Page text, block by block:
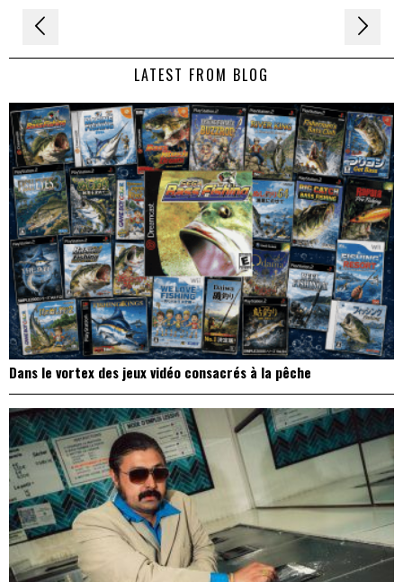
Navigation
de LATEST FROM BLOG
Dans le vortex des jeux vidéo consacrés à la pêche